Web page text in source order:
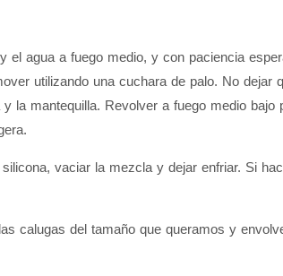
el agua a fuego medio, y con paciencia
utilizando una cuchara de palo. No dejar
la mantequilla. Revolver a fuego medio
vaciar la mezcla y dejar enfriar. Si
calugas del tamaño que queramos y